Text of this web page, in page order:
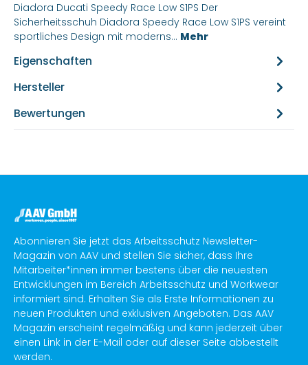
Diadora Ducati Speedy Race Low S1PS Der
Sicherheitsschuh Diadora Speedy Race Low S1PS vereint
sportliches Design mit moderns… Mehr
Eigenschaften
Hersteller
Bewertungen
Abonnieren Sie jetzt das Arbeitsschutz Newsletter-
Magazin von AAV und stellen Sie sicher, dass Ihre
Mitarbeiter*innen immer bestens über die neuesten
Entwicklungen im Bereich Arbeitsschutz und Workwear
informiert sind. Erhalten Sie als Erste Informationen zu
neuen Produkten und exklusiven Angeboten. Das AAV
Magazin erscheint regelmäßig und kann jederzeit über
einen Link in der E-Mail oder auf dieser Seite abbestellt
werden.